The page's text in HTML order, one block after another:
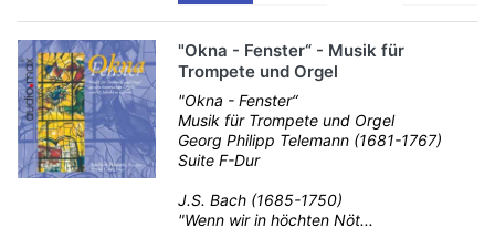
"Okna - Fenster“ - Musik für
Trompete und Orgel
"Okna - Fenster“
Musik für Trompete und Orgel
Georg Philipp Telemann (1681-1767)
Suite F-Dur
J.S. Bach (1685-1750)
"Wenn wir in höchten Nöt...